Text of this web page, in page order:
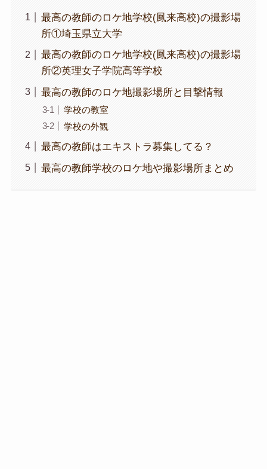
最高の教師のロケ地学校(鳳来高校)の撮影場
所①埼玉県立大学
最高の教師のロケ地学校(鳳来高校)の撮影場
所②英理女子学院高等学校
最高の教師のロケ地撮影場所と目撃情報
学校の教室
学校の外観
最高の教師はエキストラ募集してる？
最高の教師学校のロケ地や撮影場所まとめ